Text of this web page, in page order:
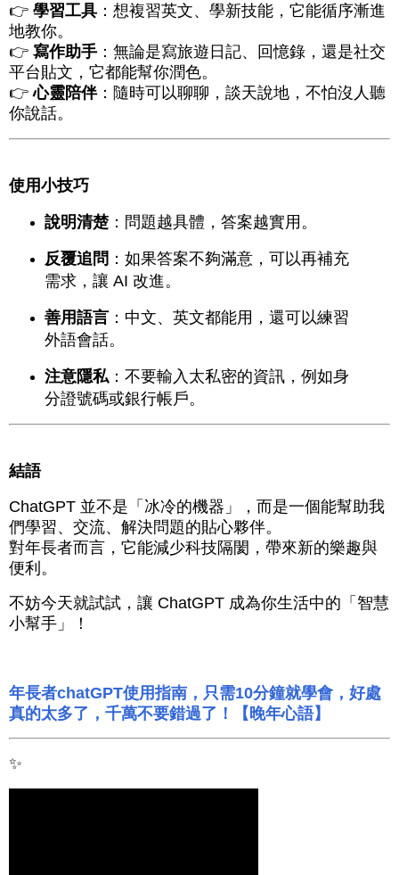
👉 學習工具 ：想複習英文、學新技能，它能循序漸進
地教你。
👉寫作助手 ：無論是寫旅遊日記、回憶錄，還是社交
平台貼文，它都能幫你潤色。
👉心靈陪伴：隨時可以聊聊，談天說地，不怕沒人聽
你說話。
使用小技巧
說明清楚：問題越具體，答案越實用。
反覆追問 ：如果答案不夠滿意，可以再補充
需求，讓 AI 改進。
善用語言：中文、英文都能用，還可以練習
外語會話。
注意隱私：不要輸入太私密的資訊，例如身
分證號碼或銀行帳戶。
結語
ChatGPT 並不是「冰冷的機器」，而是一個能幫助我
們學習、交流、解決問題的貼心夥伴。
對年長者而言，它能減少科技隔閡，帶來新的樂趣與
便利。
不妨今天就試試，讓 ChatGPT 成為你生活中的「智慧
小幫手」！
年長者chatGPT使用指南，只需10分鐘就學會，好處
真的太多了，千萬不要錯過了！【晚年心語】
✨